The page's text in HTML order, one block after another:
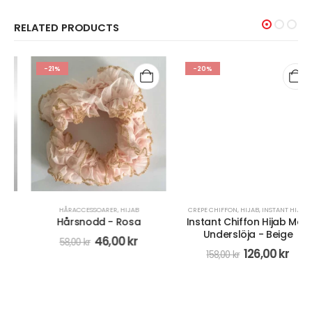
RELATED PRODUCTS
HÅRACCESSOARER,HIJAB
Hårsnodd - Rosa
58,00kr 46,00kr
-20%
CREPE CHIFFON,HIJAB,INSTANT HIJAB
Instant Chiffon Hijab Med
Underslöja - Beige
158,00kr 126,00kr